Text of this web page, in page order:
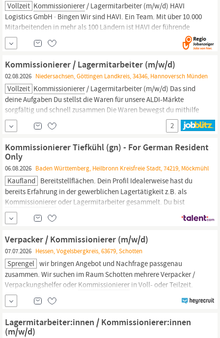
Vollzeit Kommissionierer/ Lagermitarbeiter (m/w/d) HAVI
Logistics GmbH · Bingen Wir sind HAVI. Ein Team. Mit über 10.000
Mitarbeitenden in mehr als 100 Ländern ist HAVI der führende
Logistikdienstleister in der Systemgastronomie. Bewirb Dich jetzt
und werde Teil unseres Teams. Wir freuen uns auf Dich! Als LKW-
Fahrer:in, Lagermitarbeiter:in, Azubi:ne oder im...
Kommissionierer / Lagermitarbeiter (m/w/d)
02.08.2026 Niedersachsen, Göttingen Landkreis, 34346, Hannoversch Münden
Vollzeit Kommissionierer/ Lagermitarbeiter (m/w/d) Das sind
deine Aufgaben Du stellst die Waren für unsere ALDI-Märkte
sorgfältig und schnell zusammen Die Waren bewegst du mithilfe
moderner Flurförderzeuge Als Bindeglied zwischen Annahme,
Lager und Auslieferung stellst du den reibungslosen Warenfluss
2
Kommissionierer Tiefkühl (gn) - For German Resident
Only
06.08.2026 Baden Württemberg, Heilbronn Kreisfreie Stadt, 74219, Möckmühl
Kaufland Bereitstellflächen. Dein Profil Idealerweise hast du
bereits Erfahrung in der gewerblichen Lagertätigkeit z.B. als
Kommissionierer oder Lagermitarbeiter gesammelt. Du bist
zuverlässig, engagiert, arbeitest selbstständig und genau. Einsatz
zu verschiedenen Zeiten: Bereitschaft für Schichtarbeit, unter
anderem an Wochenenden und Feiertagen, bringst du mit.
Verpacker / Kommissionierer (m/w/d)
07.07.2026 Hessen, Vogelsbergkreis, 63679, Schotten
Sprengel wir bringen Angebot und Nachfrage passgenau
zusammen. Wir suchen im Raum Schotten mehrere Verpacker /
Verpackungshelfer oder Kommissionierer in Voll- oder Teilzeit.
Vollzeit: 06:00 - 15:00 Uhr oder 07:00 - 16:00 Uhr Teilzeit: 08:00 -
15:00 Uhr Warum wir: Langfristigkeit ist unser Standard: 90 %
dauerhafte Einsätze, kein ständiger Wechsel. Stabilität...
Lagermitarbeiter:innen / Kommissionierer:innen
(m/w/d)